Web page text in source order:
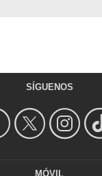
SÍGUENOS
MÓVIL